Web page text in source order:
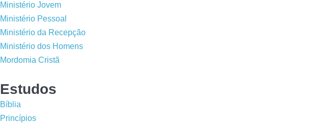
Ministério Jovem
Ministério Pessoal
Ministério da Recepção
Ministério dos Homens
Mordomia Cristã
Estudos
Bíblia
Princípios